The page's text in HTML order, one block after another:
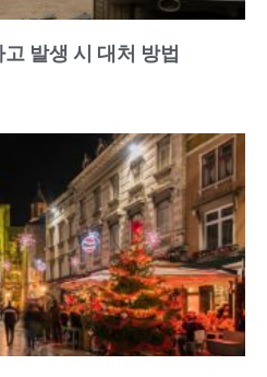
발생 시 대처 방법